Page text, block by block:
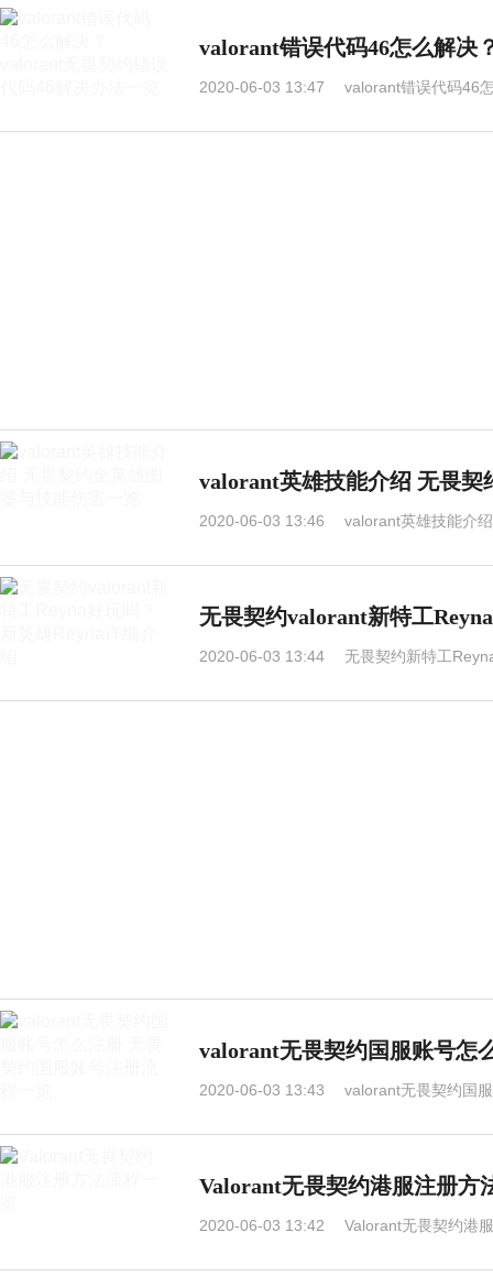
valorant错误代码46怎么解决
2020-06-03 13:47 valorant错误代码46
valorant英雄技能介绍 无畏
2020-06-03 13:46 valorant英雄技能介
无畏契约valorant新特工
2020-06-03 13:44 无畏契约新特工
valorant无畏契约国服账号怎
2020-06-03 13:43 valorant无畏契约国
Valorant无畏契约港服注册方
2020-06-03 13:42 Valorant无畏契约港